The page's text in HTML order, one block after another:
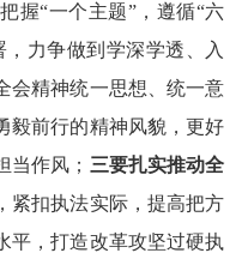
握“一个主题”，遵循“六
力争做到学深学透、入
会精神统一思想、统一意
毅前行的精神风貌，更好
当作风； 三要扎实推动全
紧扣执法实际，提高把方
平，打造改革攻坚过硬执